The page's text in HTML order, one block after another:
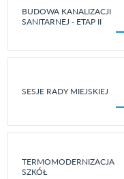
BUDOWA KANALIZACJI
SANITARNEJ - ETAP II
SESJE RADY MIEJSKIEJ
TERMOMODERNIZACJA
SZKÓŁ